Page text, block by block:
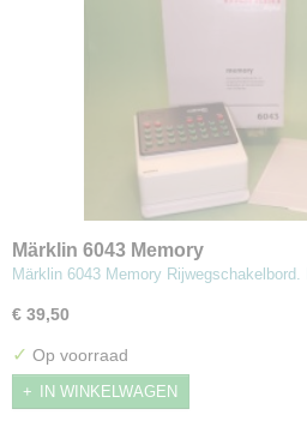
Märklin 6043 Memory
Märklin 6043 Memory
€ 39,50
✓ Op voorraad
IN WINKELWAGEN